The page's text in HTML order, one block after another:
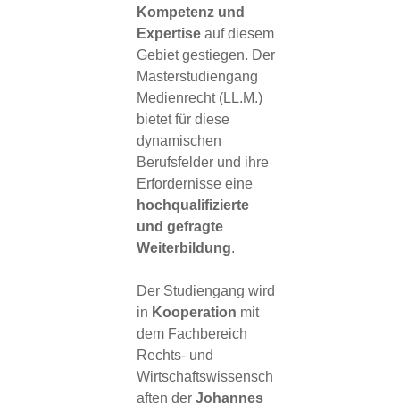
Kompetenz und
Expertiseauf diesem
Gebiet gestiegen. Der
Masterstudiengang
Medienrecht (LL.M.)
bietet für diese
dynamischen
Berufsfelder und ihre
Erfordernisse eine
hochqualifizierte
und gefragte
Weiterbildung.
Der Studiengang wird
in Kooperation mit
dem Fachbereich
Rechts- und
Wirtschaftswissensch
aften der Johannes